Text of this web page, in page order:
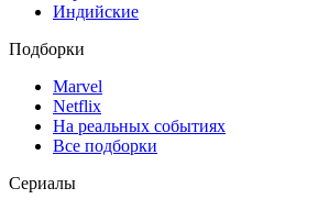
Индийские
Подборки
Marvel
Netflix
На реальных событиях
Все подборки
Сериалы